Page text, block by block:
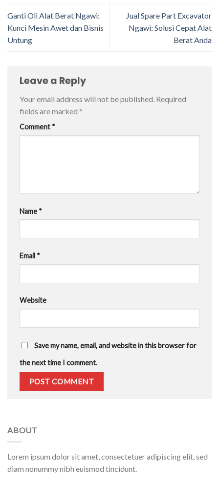
Ganti Oli Alat Berat Ngawi:
Kunci Mesin Awet dan Bisnis
Untung
Jual Spare Part Excavator
Ngawi: Solusi Cepat Alat
Berat Anda
Leave a Reply
Your email address will not be published. Required
fields are marked *
Comment *
Name *
Email *
Website
Save my name, email, and website in this browser for
the next time I comment.
ABOUT
Lorem ipsum dolor sit amet, consectetuer adipiscing elit, sed
diam nonummy nibh euismod tincidunt.